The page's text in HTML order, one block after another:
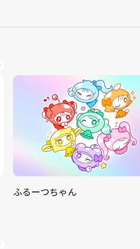
ふるーつちゃん